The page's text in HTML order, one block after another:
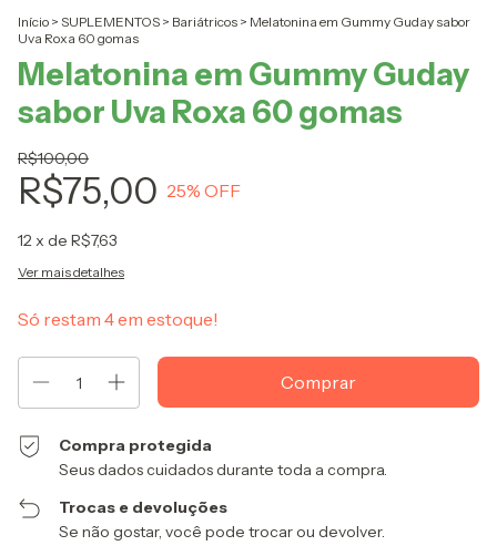
Início > SUPLEMENTOS > Bariátricos > Melatonina em Gummy Guday sabor
Uva Roxa 60 gomas
Melatonina em Gummy Guday
sabor Uva Roxa 60 gomas
R$100,00
R$75,00 25% OFF
12x de R$7,63
Ver mais detalhes
Só restam 4em estoque!
Compra protegida
Seus dados cuidados durante toda a compra.
Trocas e devoluções
Se não gostar, você pode trocar ou devolver.